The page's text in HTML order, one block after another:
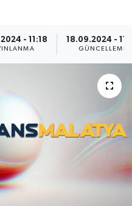
- 11:18 18.09.2024 -
GÜNCELLEME
ve Fikstür